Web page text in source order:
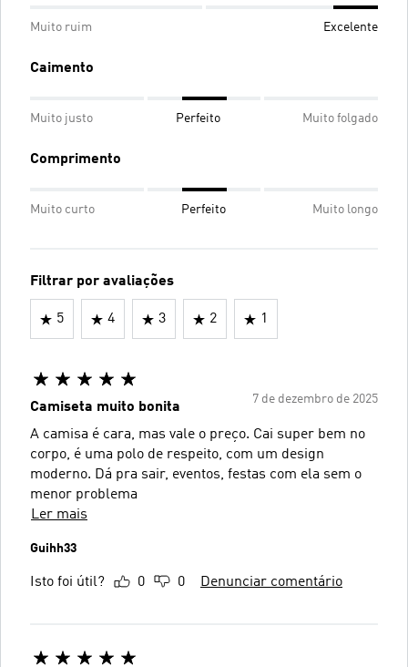
Muito ruim Excelente
Caimento
Muito justo Perfeito Muito folgado
Comprimento
Muito curto Perfeito Muito longo
Filtrar por avaliações
5 4 3 2 1
7 de dezembro de 2025
Camiseta muito bonita
A camisa é cara, mas vale o preço. Cai super bem no
corpo, é uma polo de respeito, com um design
moderno. Dá pra sair, eventos, festas com ela sem o
menor problema
Ler mais
Guihh33
Isto foi útil? 0 0 Denunciar comentário